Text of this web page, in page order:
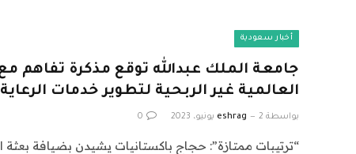
أخبار سعودية
جامعة الملك عبدالله توقع مذكرة تفاهم
العالمية غير الربحية لتطوير خدمات
بواسطة eshrag 2 يونيو، 2023 0
“ترتيبات ممتازة”: حجاج باكستانيات يشيدن بضيافة بعثة